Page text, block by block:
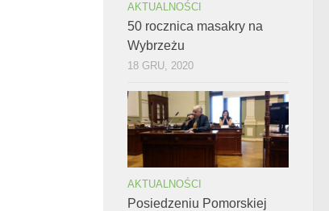
AKTUALNOŚCI
50 rocznica masakry na
Wybrzeżu
18 GRU, 2020
AKTUALNOŚCI
Posiedzeniu Pomorskiej